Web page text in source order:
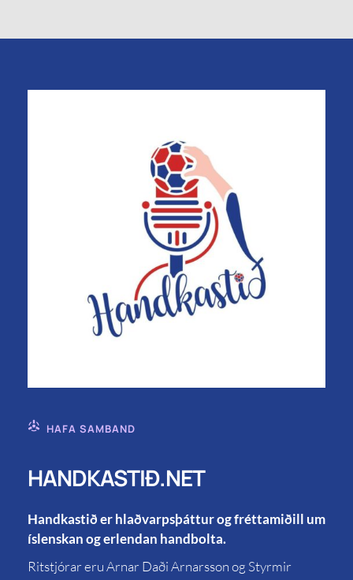
HAFA SAMBAND
HANDKASTIÐ.NET
Handkastið er hlaðvarpsþáttur og fréttamiðill um
íslenskan og erlendan handbolta.
Ritstjórar eru Arnar Daði Arnarsson og Styrmir